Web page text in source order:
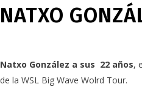
NATXO
Natxo González a sus 22 años,
de la WSL Big Wave Wolrd Tour.